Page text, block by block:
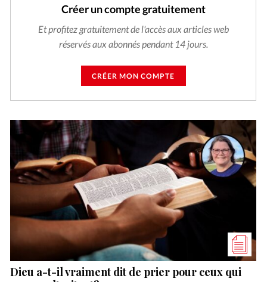
Créer un compte gratuitement
Et profitez gratuitement de l'accès aux articles web
réservés aux abonnés pendant 14 jours.
CRÉER MON COMPTE
Dieu a-t-il vraiment dit de prier pour ceux qui